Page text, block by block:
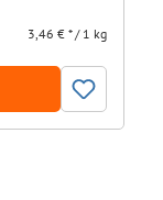
3,46 € * / 1 kg